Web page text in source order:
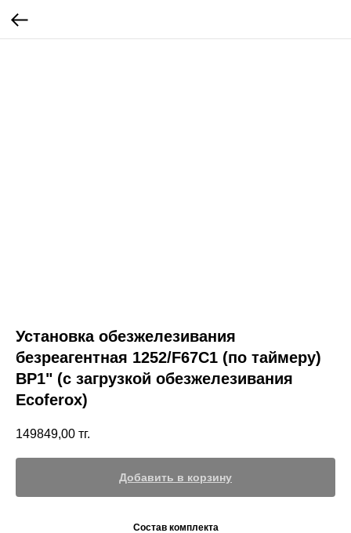
Установка обезжелезивания
безреагентная 1252/F67C1 (по таймеру)
ВР1" (с загрузкой обезжелезивания
Ecoferox)
149849,00 тг.
Добавить в корзину
Состав комплекта